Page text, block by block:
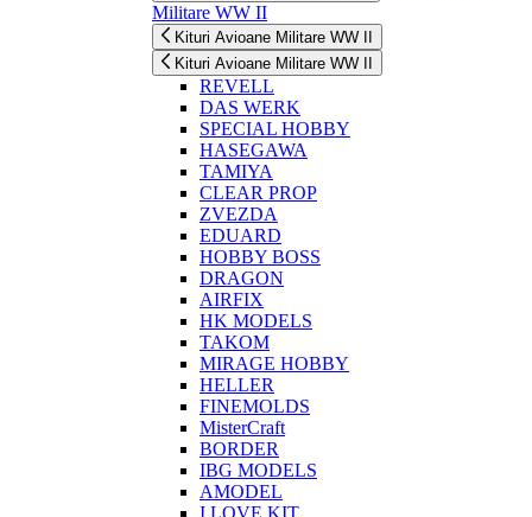
Militare WW II
Kituri Avioane Militare WW II
Kituri Avioane Militare WW II
REVELL
DAS WERK
SPECIAL HOBBY
HASEGAWA
TAMIYA
CLEAR PROP
ZVEZDA
EDUARD
HOBBY BOSS
DRAGON
AIRFIX
HK MODELS
TAKOM
MIRAGE HOBBY
HELLER
FINEMOLDS
MisterCraft
BORDER
IBG MODELS
AMODEL
I LOVE KIT